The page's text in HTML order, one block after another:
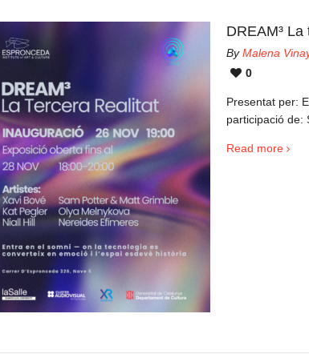
DREAM³
ByMalena
0
Presentat per:
participació de:
Read more